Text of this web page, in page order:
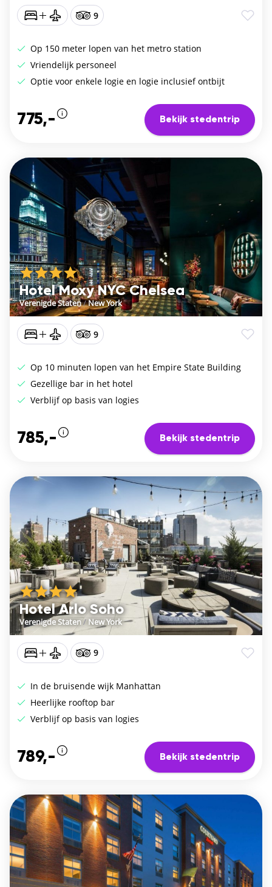
9
Op 150 meter lopen van het metro station
Vriendelijk personeel
Optie voor enkele logie en logie inclusief ontbijt
775,- Bekijk stedentrip
Hotel Moxy NYC Chelsea
Verenigde Staten/New York
9
Op 10 minuten lopen van het Empire State Building
Gezellige bar in het hotel
Verblijf op basis van logies
785,- Bekijk stedentrip
Hotel Arlo Soho
Verenigde Staten/ New York
9
In de bruisende wijk Manhattan
Heerlijke rooftop bar
Verblijf op basis van logies
789,- Bekijk stedentrip